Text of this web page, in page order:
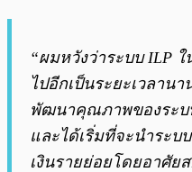
“ผมหวังว่าระบบ ILP
ไปอีกเป็นระยะเวลานา
พัฒนาคุณภาพของระบ
และได้เริ่มที่จะนำระบ
เงินรายย่อยโดยอาศัย